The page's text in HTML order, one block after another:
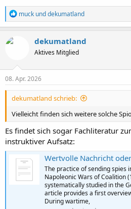
R
e
a
n
e
muck unddekumatland
dekumatland
Aktives Mitglied
08. Apr. 2026
dekumatland schrieb:
Vielleicht finden sich weitere solche
Es findet sich sogar Fachliteratur
instruktiver Aufsatz:
Wertvolle Nachricht oder schamloser Verrat - Das
The practice of sending spies
Napoleonic Wars of Coalition
systematically studied in the
article provides a first
During wartime,